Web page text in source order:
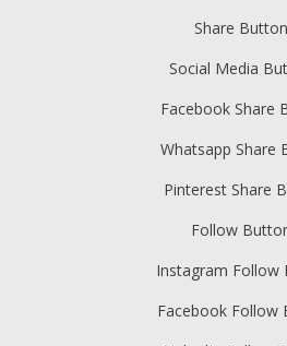
Share
Social Media
Facebook Share
Whatsapp Share
Pinterest Share
Follow
Instagram Follow
Facebook Follow